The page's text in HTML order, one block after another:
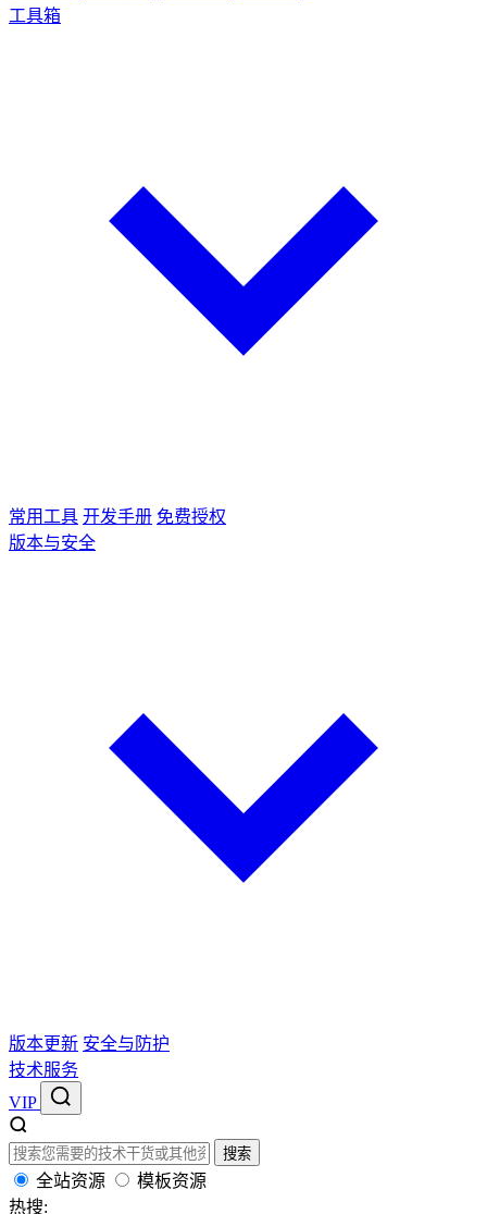
工具箱
常用工具 开发手册 免费授权
版本与安全
版本更新 安全与防护
技术服务
VIP
搜索
全站资源
模板资源
热搜: